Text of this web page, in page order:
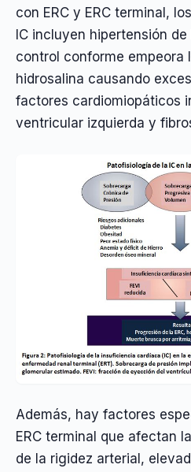
con ERC y ERC terminal,
IC incluyen hipertensión
control conforme empeora
hidrosalina causando
factores cardiomiopáticos
ventricular izquierda y
Además, hay factores
ERC terminal que afectan
de la rigidez arterial,